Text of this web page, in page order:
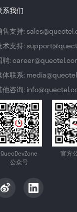
系我们
售支持:
术支持:
聘:
体联系:
他咨询:
QuecDevZone
公众号
官方